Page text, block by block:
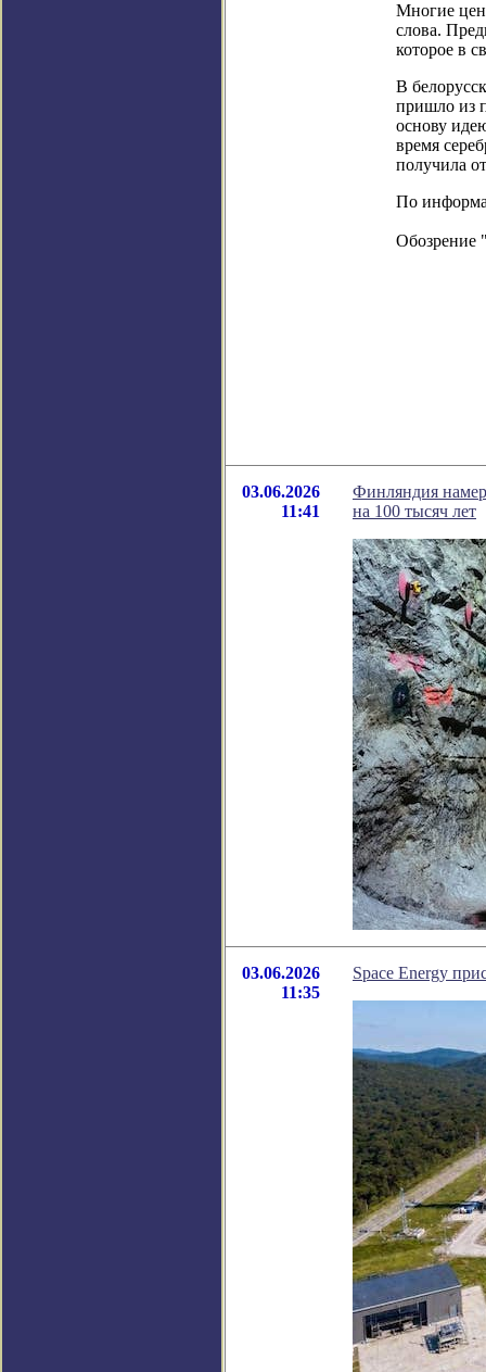
Многие
слова.
которое в
В
пришло из
основу
время
получила
По
Обозрение
03.06.2026
11:41
Финляндия
на 100 тысяч лет
03.06.2026
11:35
Space Energy